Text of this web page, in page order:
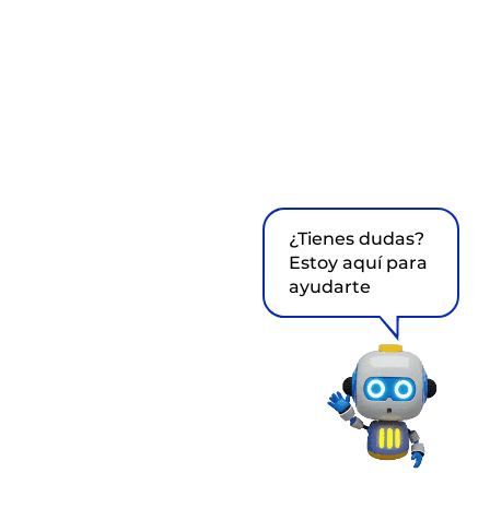
¿Tienes dudas?
Estoy aquí para
ayudarte